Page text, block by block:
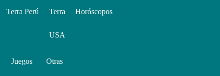
Terra Perú Terra
USA
Horóscopos
Juegos Otras